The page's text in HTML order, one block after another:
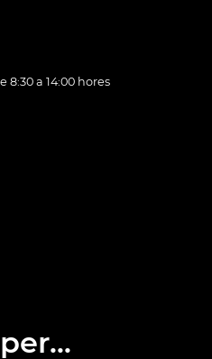
8:30 a 14:00 hores